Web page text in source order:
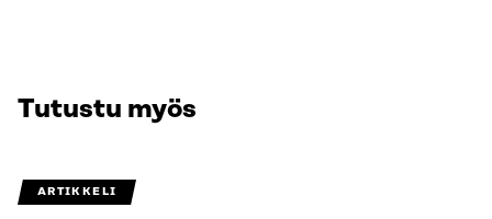
Tutustu myös
ARTIKKELI